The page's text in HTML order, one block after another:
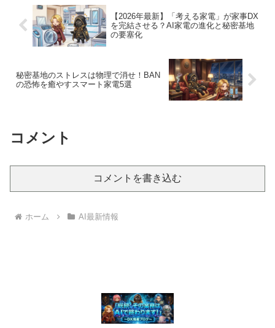
【2026年最新】「考える家電」が家事DX
を完結させる？AI家電の進化と秘密基地
の要塞化
秘密基地のストレスは物理で消せ！BAN
の恐怖を癒やすスマート家電5選
コメント
コメントを書き込む
ホーム AI最新情報